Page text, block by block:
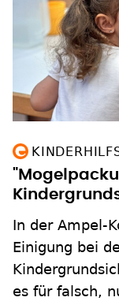
In der Ampel-
Einigung bei
es für falsch,